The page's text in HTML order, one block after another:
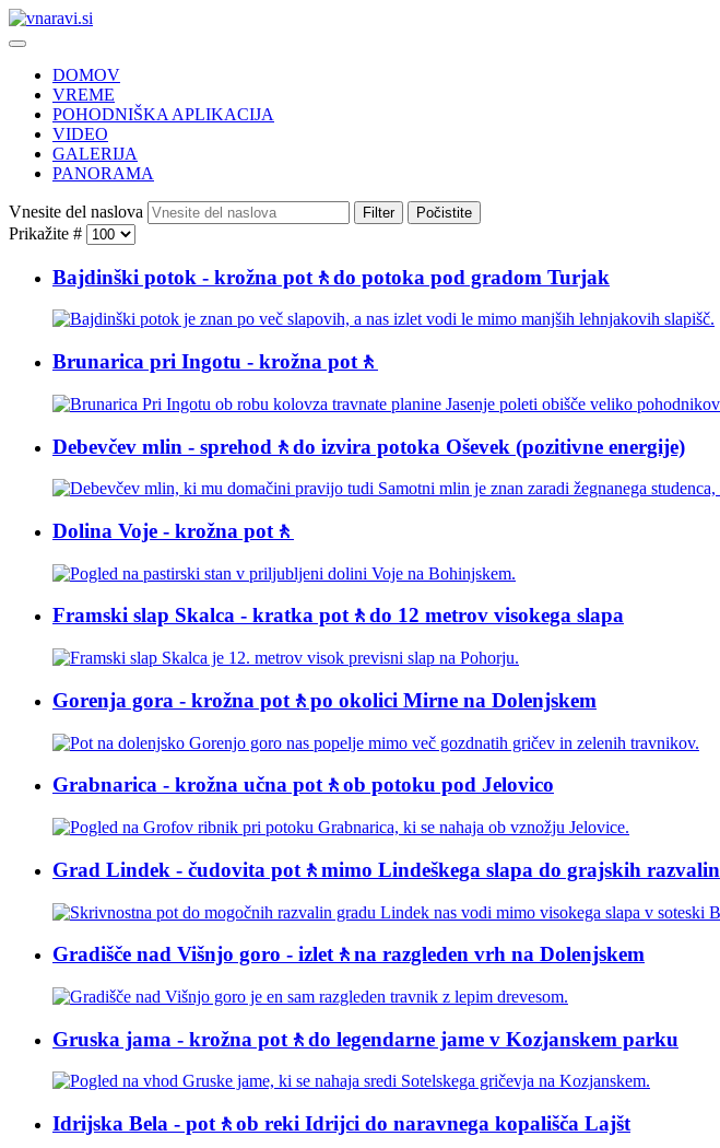
DOMOV
VREME
POHODNIŠKA APLIKACIJA
VIDEO
GALERIJA
PANORAMA
Vnesite del naslova Filter Počistite
Prikažite #
Bajdinški potok - krožna pot🚶do potoka pod gradom Turjak
Brunarica pri Ingotu - krožna pot🚶
Debevčev mlin - sprehod🚶do izvira potoka Oševek (pozitivne energije)
Dolina Voje - krožna pot🚶
Framski slap Skalca - kratka pot🚶do 12 metrov visokega slapa
Gorenja gora - krožna pot🚶po okolici Mirne na Dolenjskem
Grabnarica - krožna učna pot🚶ob potoku pod Jelovico
Grad Lindek - čudovita pot🚶mimo Lindeškega slapa do grajskih razvalin
Gradišče nad Višnjo goro - izlet🚶na razgleden vrh na Dolenjskem
Gruska jama - krožna pot🚶do legendarne jame v Kozjanskem parku
Idrijska Bela - pot🚶ob reki Idrijci do naravnega kopališča Lajšt